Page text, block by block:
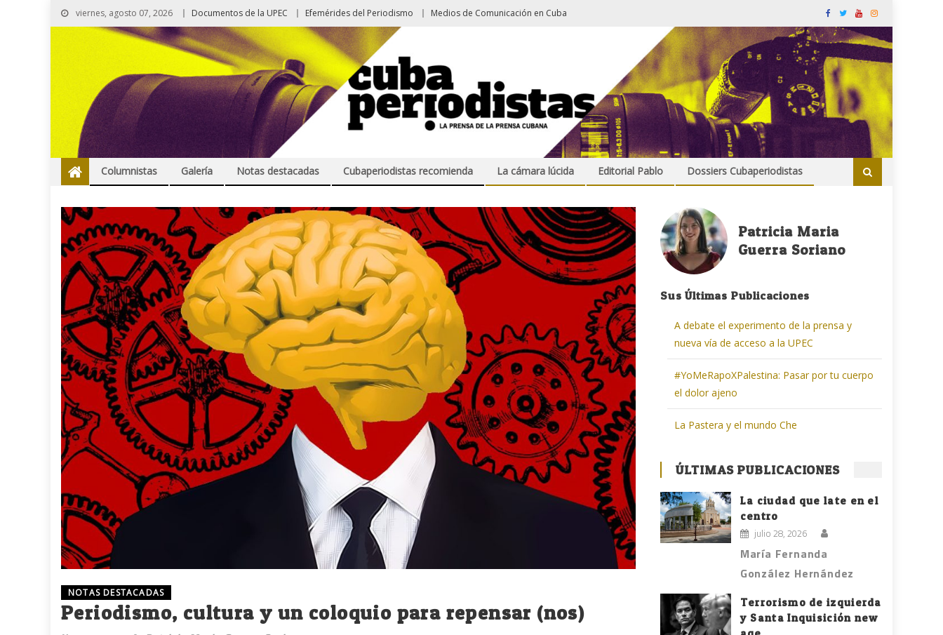
viernes, agosto 07, 2026 Documentos de la UPEC Efemérides del Periodismo Medios de Comunicación en Cuba
Columnistas Galería Notas destacadas Cubaperiodistas recomienda La cámara lúcida Editorial Pablo Dossiers Cubaperiodistas
NOTAS DESTACADAS
Periodismo, cultura y un coloquio para repensar (nos)
Patricia Maria
Guerra Soriano
Sus Últimas Publicaciones
A debate el experimento de la prensa y
nueva vía de acceso a la UPEC
#YoMeRapoXPalestina: Pasar por tu cuerpo
el dolor ajeno
La Pastera y el mundo Che
ÚLTIMAS PUBLICACIONES
La ciudad que late en el
centro
julio 28, 2026
María Fernanda
González Hernández
Terrorismo de izquierda
y Santa Inquisición new